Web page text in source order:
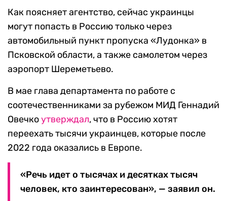
Как поясняет агентство, сейчас украинцы
могут попасть в Россию только через
автомобильный пункт пропуска «Лудонка» в
Псковской области, а также самолетом через
аэропорт Шереметьево.
В мае глава департамента по работе с
соотечественниками за рубежом МИД Геннадий
Овечкоутверждал, что в Россию хотят
переехать тысячи украинцев, которые после
2022 года оказались в Европе.
«Речь идет о тысячах и десятках тысяч
человек, кто заинтересован», — заявил он.